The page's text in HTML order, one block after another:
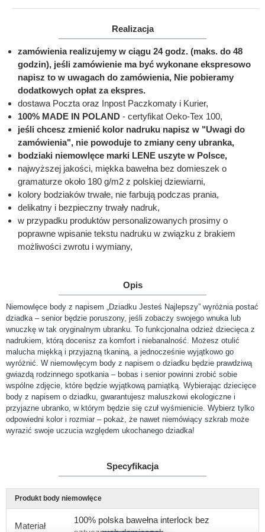
Realizacja
zamówienia realizujemy w ciągu 24 godz. (maks. do 48
godzin), jeśli zamówienie ma być wykonane ekspresowo
napisz to w uwagach do zamówienia, Nie pobieramy
dodatkowych opłat za ekspres.
dostawa Poczta oraz Inpost Paczkomaty i Kurier,
100% MADE IN POLAND - certyfikat Oeko-Tex 100,
jeśli chcesz zmienić kolor nadruku napisz w "Uwagi do
zamówienia", nie powoduje to zmiany ceny ubranka,
bodziaki niemowlęce marki LENE uszyte w Polsce,
najwyższej jakości, miękka bawełna bez domieszek o
gramaturze około 180 g/m2 z polskiej dziewiarni,
kolory bodziaków trwałe, nie farbują podczas prania,
delikatny i bezpieczny trwały nadruk,
w przypadku produktów personalizowanych prosimy o
poprawne wpisanie tekstu nadruku w związku z brakiem
możliwości zwrotu i wymiany,
Opis
Niemowlęce body z napisem „Dziadku Jesteś Najlepszy” wyróżnia postać
dziadka – senior będzie poruszony, jeśli zobaczy swojego wnuka lub
wnuczkę w tak oryginalnym ubranku. To funkcjonalna odzież dziecięca z
nadrukiem, którą docenisz za komfort i niebanalność. Możesz otulić
malucha miękką i przyjazną tkaniną, a jednocześnie wyjątkowo go
wyróżnić. W niemowlęcym body z napisem o dziadku będzie prawdziwą
gwiazdą rodzinnego spotkania – bobas i senior powinni zrobić sobie
wspólne zdjęcie, które będzie wyjątkową pamiątką. Wybierając dziecięce
body z napisem o dziadku, gwarantujesz maluszkowi ekologiczne i
przyjazne ubranko, w którym będzie się czuł wyśmienicie. Wybierz tylko
odpowiedni kolor i rozmiar – pokaż, że nawet niemówiący szkrab może
wyrazić swoje uczucia względem ukochanego dziadka!
Specyfikacja
Produkt body niemowlęce
Materiał
100% polska bawełna interlock bez